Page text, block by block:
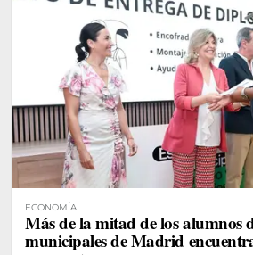
ECONOMÍA
Más de la mitad de los alumnos
municipales de Madrid